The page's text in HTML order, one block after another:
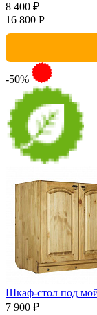
8 400 ₽
16 800 Р
-50%
Шкаф-стол под
7 900 ₽